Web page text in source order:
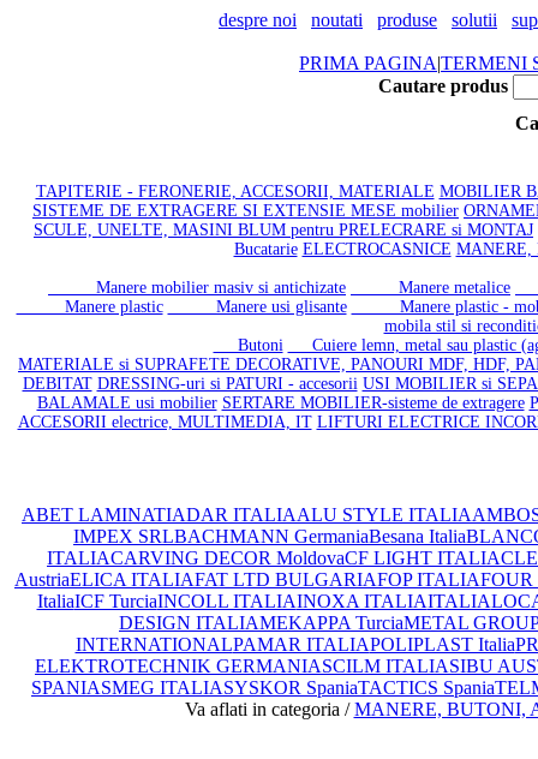
despre noi noutati produse solutii
PRIMA PAGINA|TERMENI
Cautare produs
TAPITERIE - FERONERIE, ACCESORII, MATERIALE MOBILIER
SISTEME DE EXTRAGERE SI EXTENSIE MESE mobilier
SCULE, UNELTE, MASINI BLUM pentru PRELECRARE si MONTAJ
Bucatarie ELECTROCASNICE MANERE,
Manere mobilier masiv si antichizate Manere metalice
Manere plastic
Manere usi glisante
Manere plastic -
mobila stil si
Butoni
Cuiere lemn, metal sau plastic
MATERIALE si SUPRAFETE DECORATIVE, PANOURI MDF, HDF,
DEBITAT DRESSING-uri si PATURI - accesorii USI MOBILIER si
BALAMALE usi mobilier SERTARE MOBILIER-sisteme de extragere
ACCESORII electrice, MULTIMEDIA, IT LIFTURI ELECTRICE
ABET LAMINATIADAR ITALIAALU STYLE ITALIA
IMPEX SRLBACHMANN GermaniaBesana Italia
ITALIACARVING DECOR MoldovaCF LIGHT ITALIA
AustriaELICA ITALIAFAT LTD BULGARIAFOP ITALIA
ItaliaICF TurciaINCOLL ITALIAINOXA ITALIAITALIA
DESIGN ITALIAMEKAPPA TurciaMETAL
INTERNATIONALPAMAR ITALIAPOLIPLAST Italia
ELEKTROTECHNIK GERMANIASCILM ITALIASIBU
SPANIASMEG ITALIASYSKOR SpaniaTACTICS Spania
Va aflati in categoria /MANERE, BUTONI,